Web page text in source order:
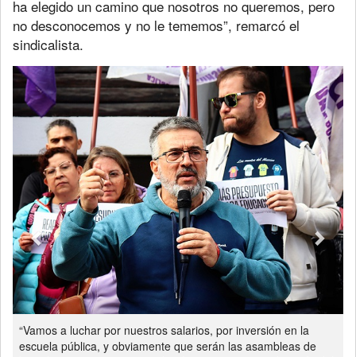
ha elegido un camino que nosotros no queremos, pero
no desconocemos y no le tememos”, remarcó el
sindicalista.
“Vamos a luchar por nuestros salarios, por inversión en la
escuela pública, y obviamente que serán las asambleas de
Previous Next